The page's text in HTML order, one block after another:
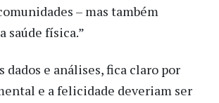
– mas também
saúde física.”
dados e análises, fica claro por
e a felicidade deveriam ser